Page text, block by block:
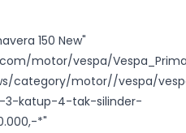
150 New"
motor/vespa/
category/motor//vespa/
3-katup-4-tak-silinder-
*"